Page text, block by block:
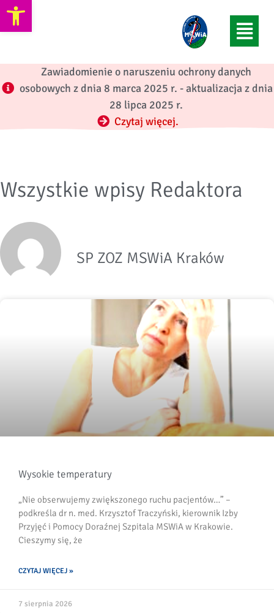
Otwórz pasek narzędzi
Zawiadomienie o naruszeniu ochrony danych
osobowych z dnia 8 marca 2025 r. - aktualizacja z dnia
28 lipca 2025 r.
Czytaj więcej.
Wszystkie wpisy Redaktora
SP ZOZ MSWiA Kraków
Wysokie temperatury
„Nie obserwujemy zwiększonego ruchu pacjentów…” –
podkreśla dr n. med. Krzysztof Traczyński, kierownik Izby
Przyjęć i Pomocy Doraźnej Szpitala MSWiA w Krakowie.
Cieszymy się, że
CZYTAJ WIĘCEJ »
7 sierpnia 2026